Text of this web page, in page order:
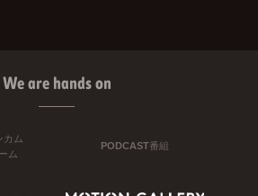
We are hands on
カム
ム
PODCAST番組